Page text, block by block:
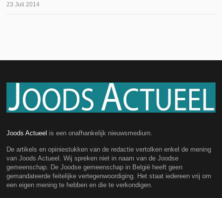
23 Juli 2014
Joods Actueel is een onafhankelijk nieuwsmedium.
De artikels en opiniestukken van de redactie vertolken enkel de mening
van Joods Actueel. Wij spreken niet in naam van de Joodse
gemeenschap. De Joodse gemeenschap in België heeft geen
gemandateerde feitelijke vertegenwoordiging. Het staat iedereen vrij om
een eigen mening te hebben en die te verkondigen.